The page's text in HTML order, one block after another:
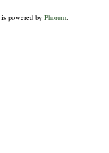
is powered by Phorum.